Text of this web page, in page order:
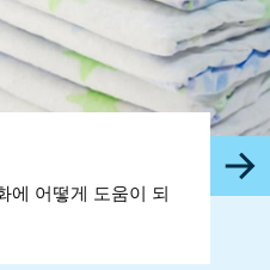
에 어떻게 도움이 되